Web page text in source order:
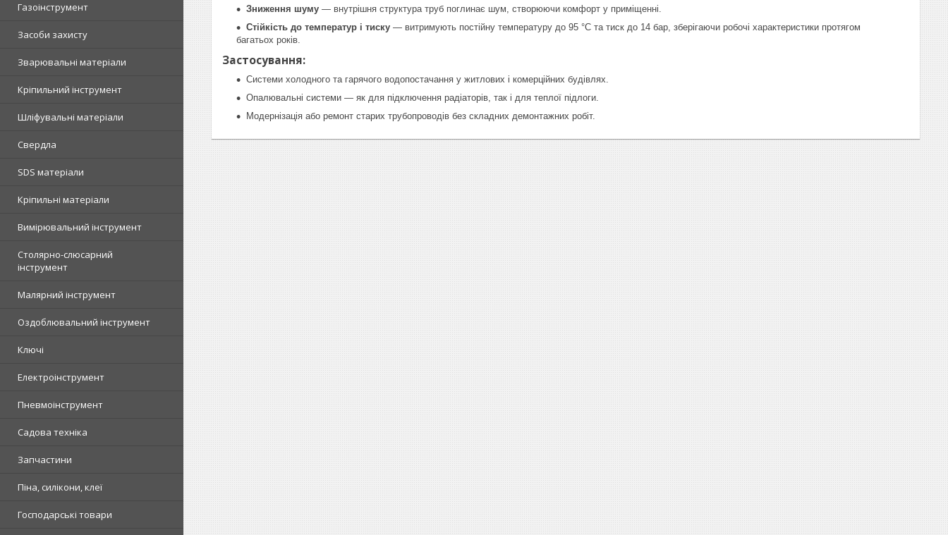
Газоінструмент
Засоби захисту
Зварювальні матеріали
Кріпильний інструмент
Шліфувальні матеріали
Свердла
SDS матеріали
Кріпильні матеріали
Вимірювальний інструмент
Столярно-слюсарний
інструмент
Малярний інструмент
Оздоблювальний інструмент
Ключі
Електроінструмент
Пневмоінструмент
Садова техніка
Запчастини
Піна, силікони, клеї
Господарські товари
Зниження шуму — внутрішня структура труб поглинає шум, створюючи комфорт у приміщенні.
Стійкість до температур і тиску — витримують постійну температуру до 95 °C та тиск до 14 бар, зберігаючи робочі характеристики протягом
багатьох років.
Застосування:
Системи холодного та гарячого водопостачання у житлових і комерційних будівлях.
Опалювальні системи — як для підключення радіаторів, так і для теплої підлоги.
Модернізація або ремонт старих трубопроводів без складних демонтажних робіт.